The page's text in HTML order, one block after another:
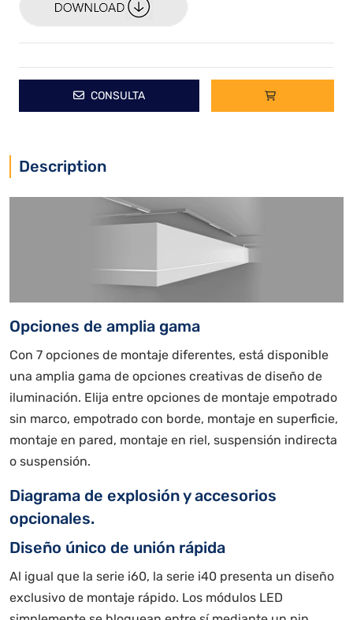
CONSULTA
Description
Opciones de amplia gama
Con 7 opciones de montaje diferentes, está disponible
una amplia gama de opciones creativas de diseño de
iluminación. Elija entre opciones de montaje empotrado
sin marco, empotrado con borde, montaje en superficie,
montaje en pared, montaje en riel, suspensión indirecta
o suspensión.
Diagrama de explosión y accesorios
opcionales.
Diseño único de unión rápida
Al igual que la serie i60, la serie i40 presenta un diseño
exclusivo de montaje rápido. Los módulos LED